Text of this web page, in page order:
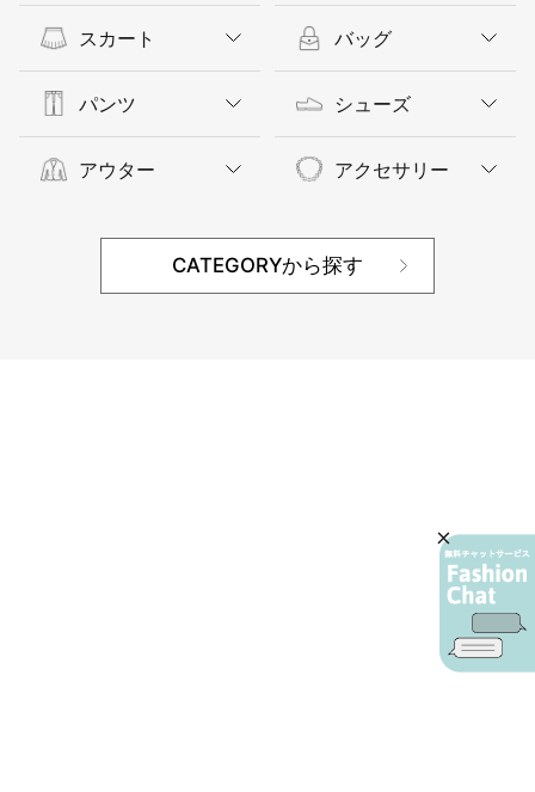
スカート
パンツ
アウター
バッグ
シューズ
アクセサリー
CATEGORYから探す